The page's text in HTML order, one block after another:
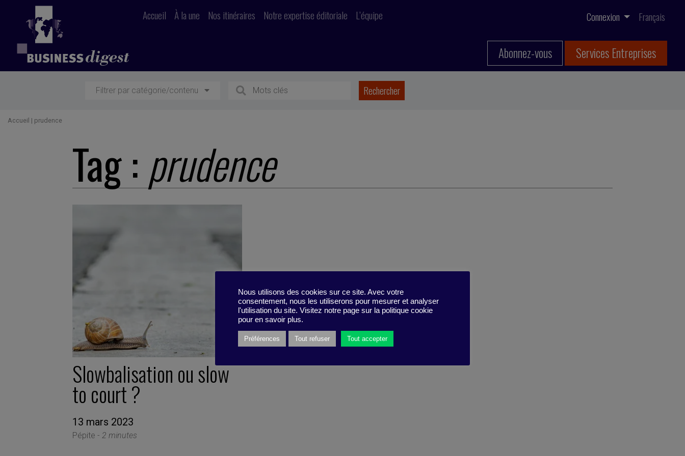
Accueil À la une Nos itinéraires Notre expertise éditoriale L’équipe Connexion Français
Abonnez-vous Services Entreprises
Filtrer par catégorie/contenu
Accueil | prudence
Tag : prudence
Slowbalisation ou slow
to court ?
13 mars 2023
Pépite - 2 minutes
Nous utilisons des cookies sur ce site. Avec votre
consentement, nous les utiliserons pour mesurer et analyser
l'utilisation du site. Visitez notre page sur la politique cookie
pour en savoir plus.
Préférences Tout refuser Tout accepter